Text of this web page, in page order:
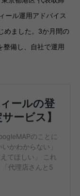
ール運用アドバイス
めました。3か月間の
整備し、自社で運用